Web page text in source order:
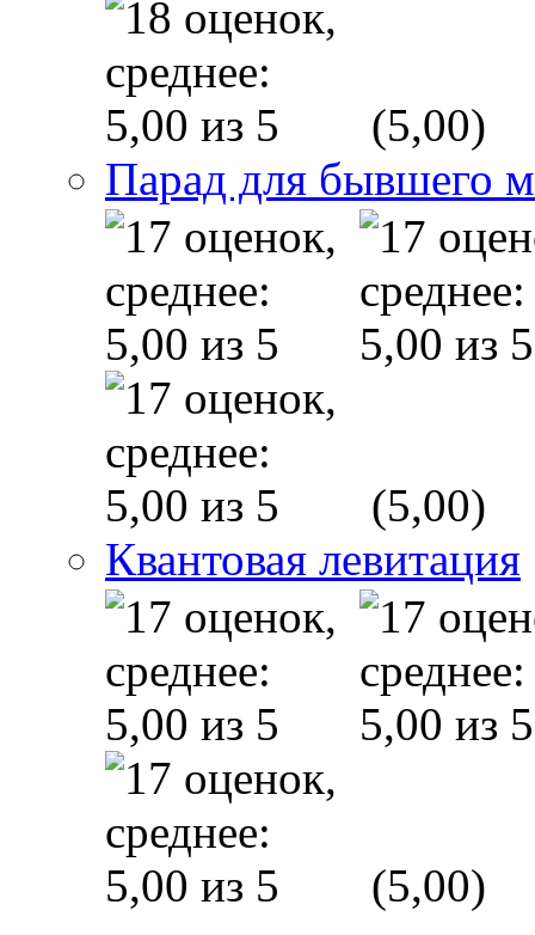
(5,00)
Парад для бывшего
(5,00)
Квантовая левитация
(5,00)